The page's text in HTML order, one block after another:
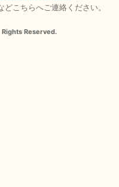
こちらへご連絡ください。
Rights Reserved.